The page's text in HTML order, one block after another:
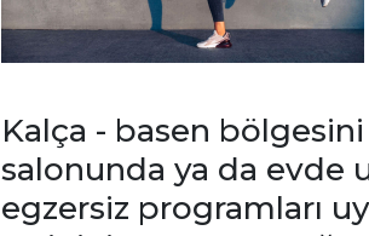
Kalça - basen
salonunda ya da evde
egzersiz programları